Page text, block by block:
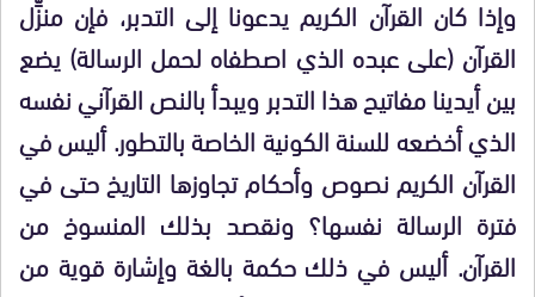
وإذا كان القرآن الكريم يدعونا إلى التدبر، فإن منزِّل
القرآن (على عبده الذي اصطفاه لحمل الرسالة) يضع
بين أيدينا مفاتيح هذا التدبر ويبدأ بالنص القرآني نفسه
الذي أخضعه للسنة الكونية الخاصة بالتطور. أليس في
القرآن الكريم نصوص وأحكام تجاوزها التاريخ حتى في
فترة الرسالة نفسها؟ ونقصد بذلك المنسوخ من
القرآن. أليس في ذلك حكمة بالغة وإشارة قوية من